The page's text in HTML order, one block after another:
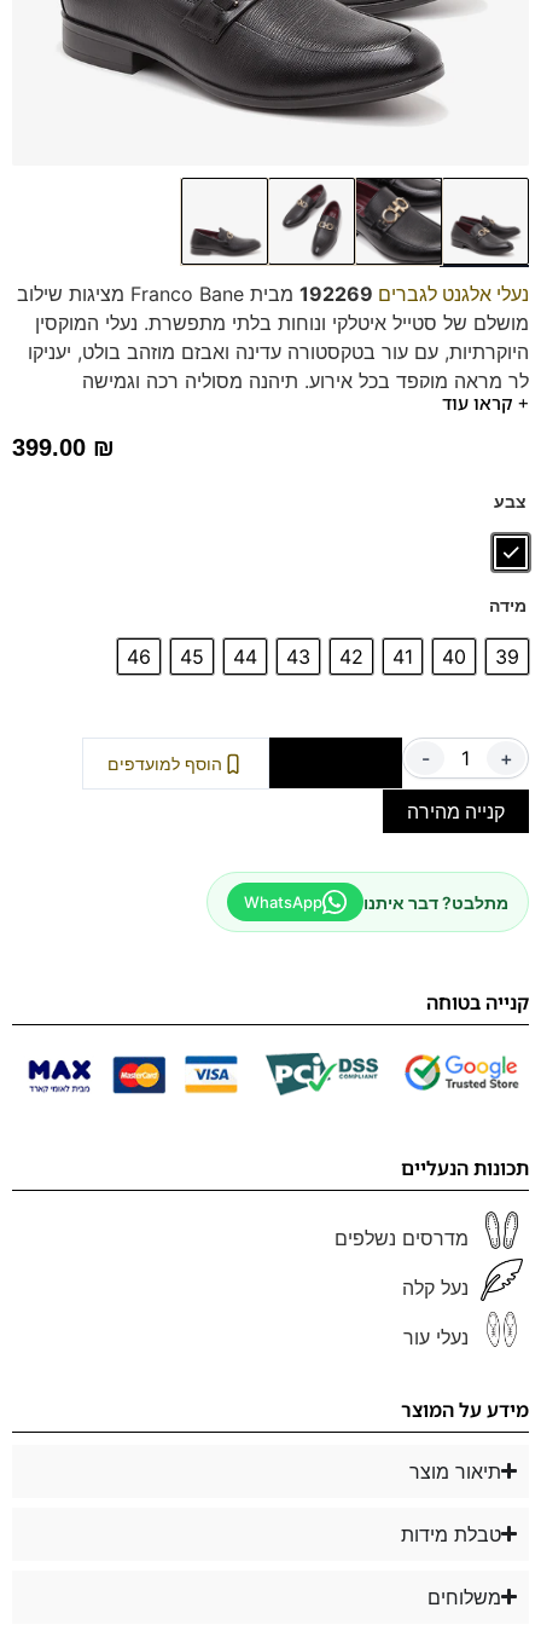
נעלי אלגנט לגברים
מבית Franco Bane מציגות שילוב
מושלם של סטייל איטלקי ונוחות בלתי מתפשרת. נעלי המוקסין
היוקרתיות, עם עור בטקסטורה עדינה ואבזם מוזהב בולט, יעניקו
לך מראה מוקפד בכל אירוע. תיהנה מסוליה רכה וגמישה
וממדרס היברידי תומך לנוחות מקסימלית לאורך כל היום. הן
+ קראו עוד
399.00 ₪
צבע
מידה
39
40
41
42
43
44
45
46
- + הוסף למועדפים
קנייה מהירה
מתלבט? דבר איתנו WhatsApp
קנייה בטוחה
תכונות הנעליים
מדרסים נשלפים
נעל קלה
נעלי עור
מידע על המוצר
תיאור מוצר
טבלת מידות
משלוחים